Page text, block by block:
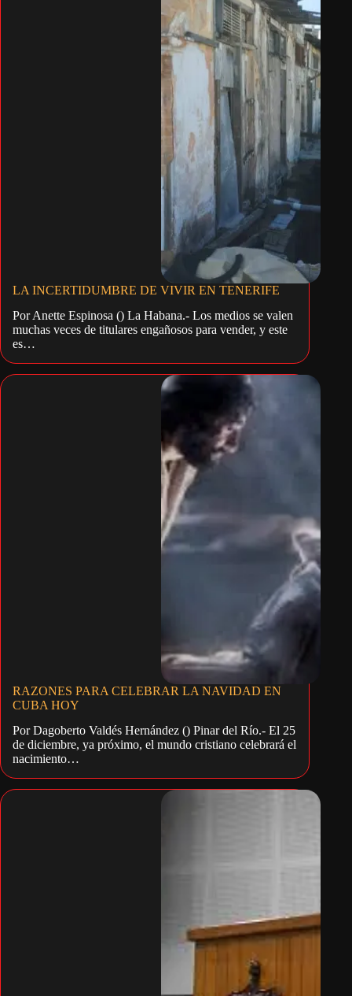
LA INCERTIDUMBRE DE VIVIR EN TENERIFE
Por Anette Espinosa () La Habana.- Los medios se valen
muchas veces de titulares engañosos para vender, y este
es…
RAZONES PARA CELEBRAR LA NAVIDAD EN
CUBA HOY
Por Dagoberto Valdés Hernández () Pinar del Río.- El 25
de diciembre, ya próximo, el mundo cristiano celebrará el
nacimiento…